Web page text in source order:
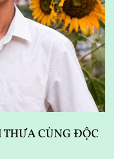
THƯA CÙNG ĐỘC